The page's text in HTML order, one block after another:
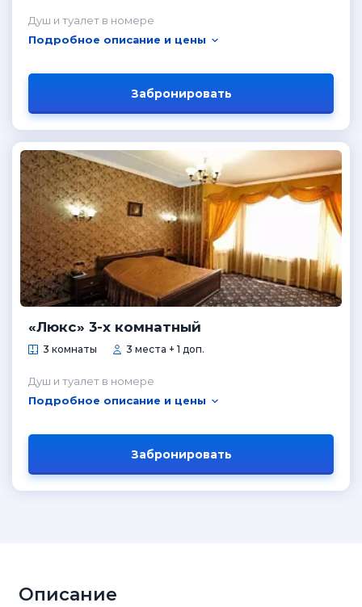
Душ и туалет в номере
Подробное описание и цены
Забронировать
«Люкс» 3-х комнатный
3 комнаты 3 места + 1 доп.
Душ и туалет в номере
Подробное описание и цены
Забронировать
Описание